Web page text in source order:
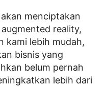
menciptakan
reality,
kami lebih mudah,
bisnis yang
belum pernah
lebih dari